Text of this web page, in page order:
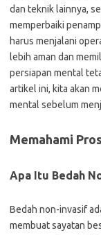
dan teknik lainnya,
memperbaiki
harus menjalani
lebih aman dan
persiapan mental
artikel ini, kita akan
mental sebelum
Memahami
Apa Itu Bedah
Bedah non-invasif
membuat sayatan